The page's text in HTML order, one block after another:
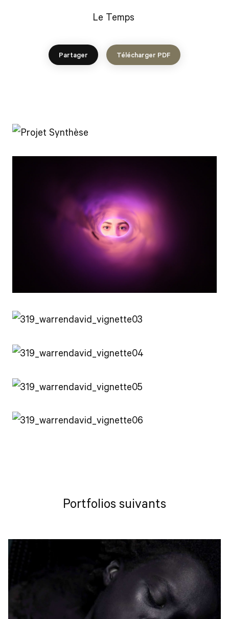
Le Temps
Partager Télécharger PDF
Portfolios suivants